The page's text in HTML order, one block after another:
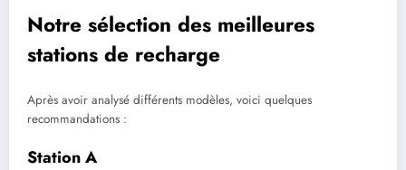
Notre sélection des meilleures
stations de recharge
Après avoir analysé différents modèles, voici quelques
recommandations :
Station A